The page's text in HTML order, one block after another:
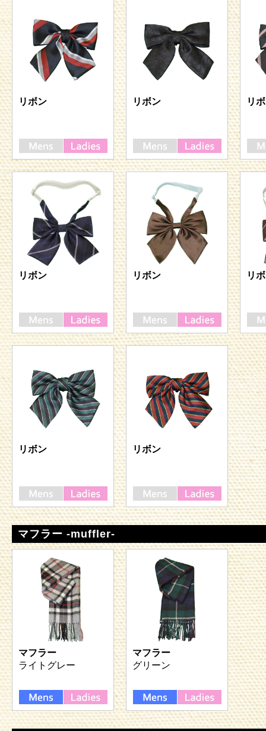
リボン リボン リ
リボン リボン リ
リボン リボン
マフラー -muffler-
マフラー
ライトグレー
マフラー
グリーン